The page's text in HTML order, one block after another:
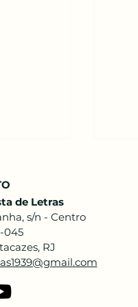
de Letras
s/n - Centro
045
RJ